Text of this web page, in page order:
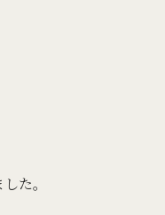
た。